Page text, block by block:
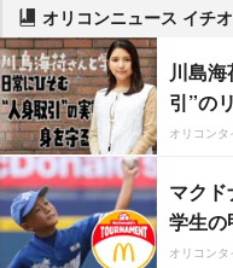
オリコンニュース イチ
川島
引”の
オリコン
マク
学生の
オリコン